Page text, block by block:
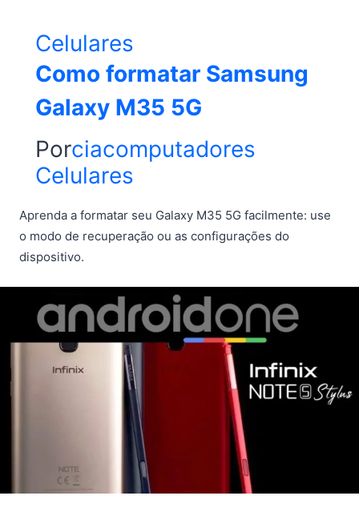
Celulares
Como formatar Samsung
Galaxy M35 5G
Porciacomputadores
Celulares
Aprenda a formatar seu Galaxy M35 5G facilmente: use
o modo de recuperação ou as configurações do
dispositivo.